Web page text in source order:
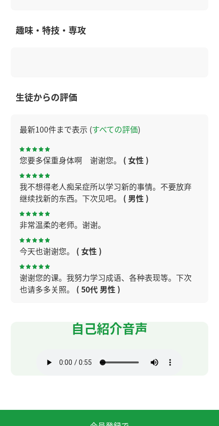
趣味・特技・専攻
生徒からの評価
最新100件まで表示 (すべての評価)
您要多保重身体啊 谢谢您。 ( 女性 )
我不想得老人痴呆症所以学习新的事情。不要放弃
继续找新的东西。下次见吧。 ( 男性 )
非常温柔的老师。谢谢。
今天也谢谢您。 ( 女性 )
谢谢您的课。我努力学习成语、各种表现等。下次
也请多多关照。 ( 50代 男性 )
谢谢老师的耐心指导！今天是第一次上了老师的
自己紹介音声